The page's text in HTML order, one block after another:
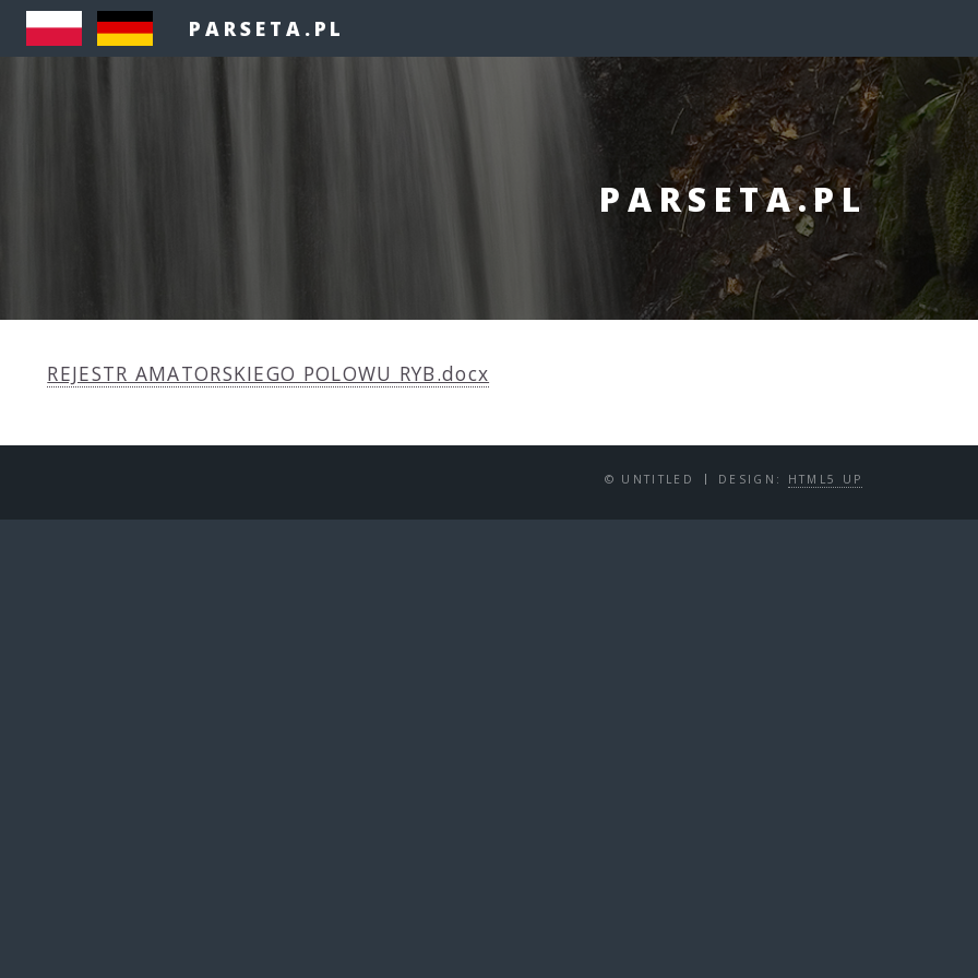
PARSETA.PL
PARSETA.PL
REJESTR AMATORSKIEGO POLOWU RYB.docx
© UNTITLED DESIGN: HTML5 UP